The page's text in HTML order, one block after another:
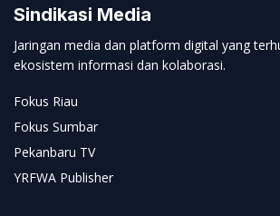
Sindikasi Media
Jaringan media dan platform digital yang
ekosistem informasi dan kolaborasi.
Fokus Riau
Fokus Sumbar
Pekanbaru TV
YRFWA Publisher